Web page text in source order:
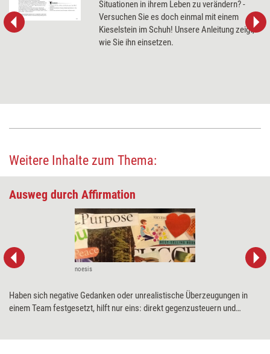
Situationen in ihrem Leben zu verändern? -
Versuchen Sie es doch einmal mit einem
Kieselstein im Schuh! Unsere Anleitung zeigt,
wie Sie ihn einsetzen.
Weitere Inhalte zum Thema:
Ausweg durch Affirmation
noesis
Haben sich negative Gedanken oder unrealistische Überzeugungen in
einem Team festgesetzt, hilft nur eins: direkt gegenzusteuern und